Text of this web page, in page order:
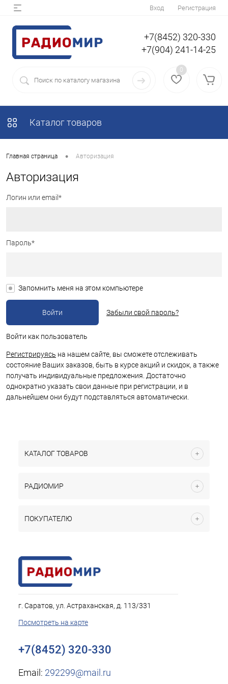
Вход Регистрация
+7(8452) 320-330
+7(904) 241-14-25
0
Каталог товаров
Главная страница • Авторизация
Авторизация
Логин или email*
Пароль*
Запомнить меня на этом компьютере
Забыли свой пароль?
Войти как пользователь
Регистрируясь на нашем сайте, вы сможете отслеживать
состояние Ваших заказов, быть в курсе акций и скидок, а также
получать индивидуальные предложения. Достаточно
однократно указать свои данные при регистрации, и в
дальнейшем они будут подставляться автоматически.
КАТАЛОГ ТОВАРОВ
РАДИОМИР
ПОКУПАТЕЛЮ
г. Саратов, ул. Астраханская, д. 113/331
Посмотреть на карте
+7(8452) 320-330
Email: 292299@mail.ru